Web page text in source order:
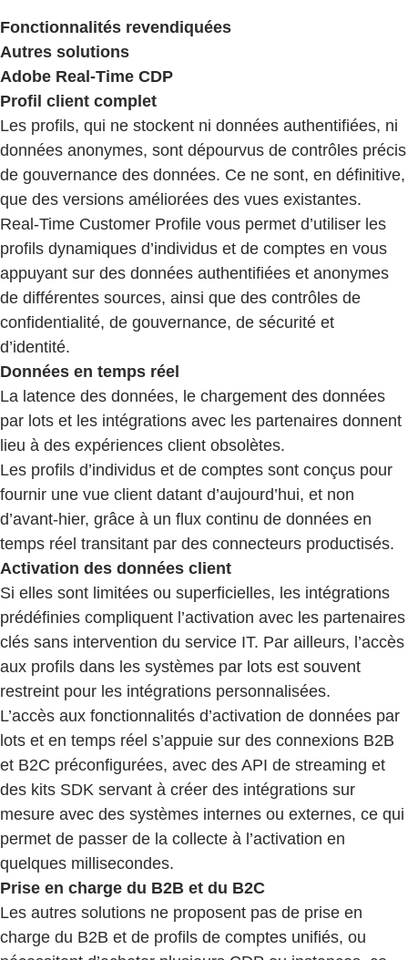
Fonctionnalités revendiquées
Autres solutions
Adobe Real-Time CDP
Profil client complet
Les profils, qui ne stockent ni données authentifiées, ni
données anonymes, sont dépourvus de contrôles précis
de gouvernance des données. Ce ne sont, en définitive,
que des versions améliorées des vues existantes.
Real-Time Customer Profile vous permet d’utiliser les
profils dynamiques d’individus et de comptes en vous
appuyant sur des données authentifiées et anonymes
de différentes sources, ainsi que des contrôles de
confidentialité, de gouvernance, de sécurité et
d’identité.
Données en temps réel
La latence des données, le chargement des données
par lots et les intégrations avec les partenaires donnent
lieu à des expériences client obsolètes.
Les profils d’individus et de comptes sont conçus pour
fournir une vue client datant d’aujourd’hui, et non
d’avant-hier, grâce à un flux continu de données en
temps réel transitant par des connecteurs productisés.
Activation des données client
Si elles sont limitées ou superficielles, les intégrations
prédéfinies compliquent l’activation avec les partenaires
clés sans intervention du service IT. Par ailleurs, l’accès
aux profils dans les systèmes par lots est souvent
restreint pour les intégrations personnalisées.
L’accès aux fonctionnalités d’activation de données par
lots et en temps réel s’appuie sur des connexions B2B
et B2C préconfigurées, avec des API de streaming et
des kits SDK servant à créer des intégrations sur
mesure avec des systèmes internes ou externes, ce qui
permet de passer de la collecte à l’activation en
quelques millisecondes.
Prise en charge du B2B et du B2C
Les autres solutions ne proposent pas de prise en
charge du B2B et de profils de comptes unifiés, ou